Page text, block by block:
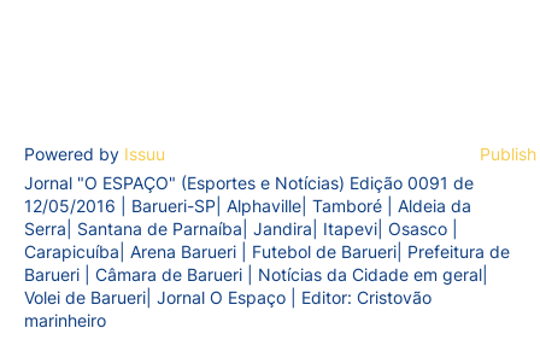
Powered by Issuu
Jornal "O ESPAÇO" (Esportes e Notícias) Edição 0091 de
12/05/2016 | Barueri-SP| Alphaville| Tamboré | Aldeia da
Serra| Santana de Parnaíba| Jandira| Itapevi| Osasco |
Carapicuíba| Arena Barueri | Futebol de Barueri| Prefeitura de
Barueri | Câmara de Barueri | Notícias da Cidade em geral|
Volei de Barueri| Jornal O Espaço | Editor: Cristovão
marinheiro